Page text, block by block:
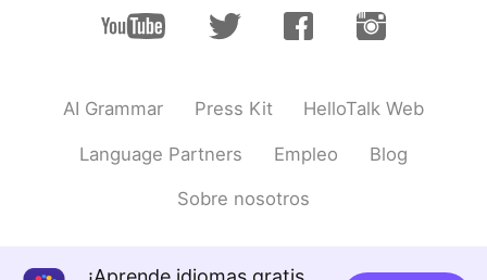
AI Grammar Press Kit HelloTalk Web
Language Partners Empleo Blog
Sobre nosotros